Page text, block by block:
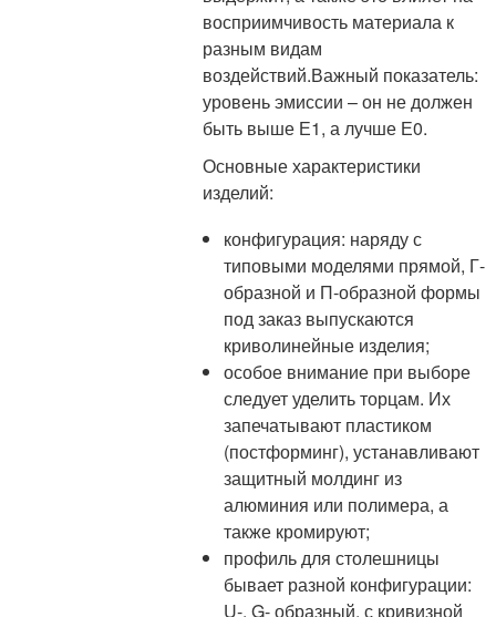
восприимчивость материала к
разным видам
воздействий.Важный показатель:
уровень эмиссии – он не должен
быть выше Е1, а лучше Е0.
Основные характеристики
изделий:
конфигурация: наряду с
типовыми моделями прямой, Г-
образной и П-образной формы
под заказ выпускаются
криволинейные изделия;
особое внимание при выборе
следует уделить торцам. Их
запечатывают пластиком
(постформинг), устанавливают
защитный молдинг из
алюминия или полимера, а
также кромируют;
профиль для столешницы
бывает разной конфигурации:
U-, G- образный, с кривизной